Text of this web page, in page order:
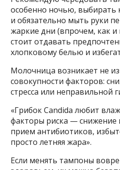
особенно ночью, выбирать
и обязательно мыть руки
жаркие дни (впрочем, как и
стоит отдавать
хлопковому белью и
Молочница возникает не
совокупности факторов:
стресса или неправильной
«Грибок Candida любит
факторы риска — снижение
прием антибиотиков,
просто летняя жара».
Если менять тампоны